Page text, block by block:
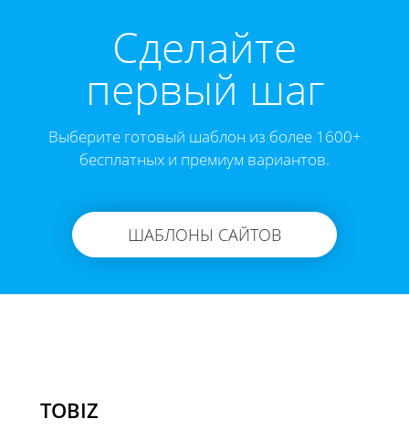
Cделайте
первый шаг
Выберите готовый шаблон из более 1600+
бесплатных и премиум вариантов.
ШАБЛОНЫ САЙТОВ
TOBIZ